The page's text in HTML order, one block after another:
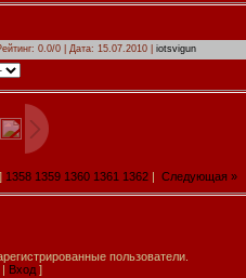
0.0/0 | Дата: 15.07.2010 | iotsvigun
] 1358 1359 1360 1361 1362 Следующая »
пользователи.
| Вход ]